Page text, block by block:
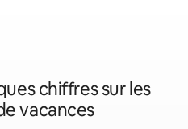
chiffres sur les
vacances